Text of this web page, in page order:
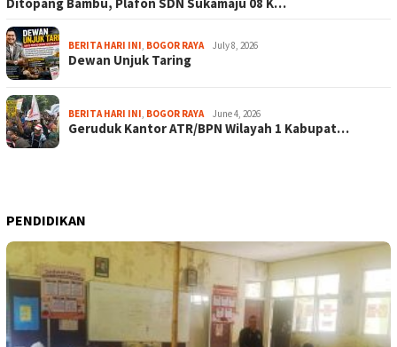
BERITA HARI INI, BOGOR RAYA July 8, 2026
Dewan Unjuk Taring
BERITA HARI INI, BOGOR RAYA June 4, 2026
Geruduk Kantor ATR/BPN Wilayah 1 Kabupat…
PENDIDIKAN